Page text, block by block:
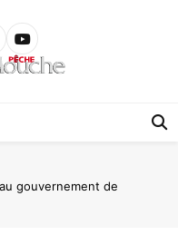
gouvernement de